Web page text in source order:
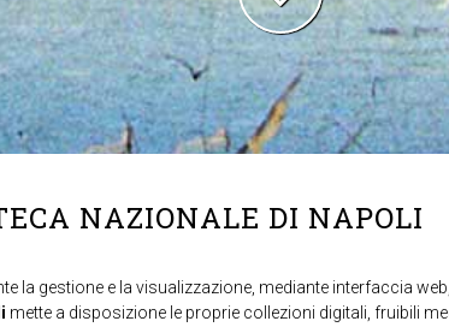
NAZIONALE DI NAPOLI
la gestione e la visualizzazione, mediante interfaccia
mette a disposizione le proprie collezioni digitali, fruibili